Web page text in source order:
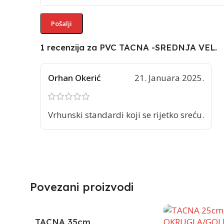
1 recenzija za PVC TACNA -SREDNJA VEL.
Orhan Okerić 21. Januara 2025.
Vrhunski standardi koji se rijetko sreću.
Povezani proizvodi